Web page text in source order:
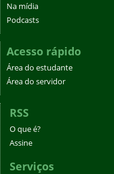
Na mídia
Podcasts
Acesso rápido
Área do estudante
Área do servidor
RSS
O que é?
Assine
Serviços